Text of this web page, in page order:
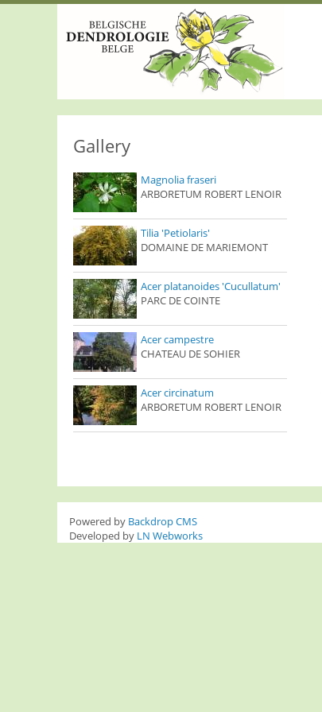
Gallery
Magnolia fraseri
ARBORETUM ROBERT LENOIR
Tilia 'Petiolaris'
DOMAINE DE MARIEMONT
Acer platanoides 'Cucullatum'
PARC DE COINTE
Acer campestre
CHATEAU DE SOHIER
Acer circinatum
ARBORETUM ROBERT LENOIR
Powered by Backdrop CMS
Developed by LN Webworks